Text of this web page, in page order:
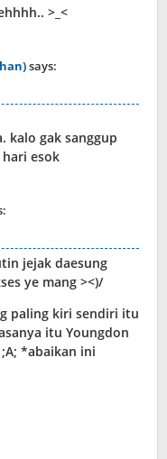
>_<
says:
kalo gak sanggup
esok
jejak daesung
ye mang ><)/
paling kiri sendiri itu
itu Youngdon
*abaikan ini